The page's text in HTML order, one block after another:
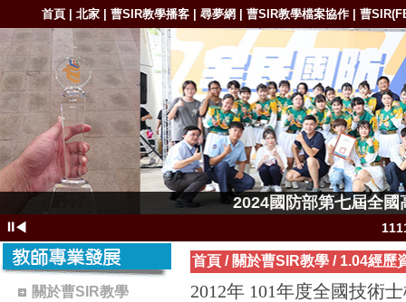
首頁 |北家 |曹SIR教學播客 |尋夢網 |曹SIR教學檔案協作 |曹
2024國防部第七屆全
⏸◀
1111-
1111-1111111
1111-
關於曹SIR教學
首頁 / 關於曹SIR教學 / 1.04經歷
2012年 101年度全國技術